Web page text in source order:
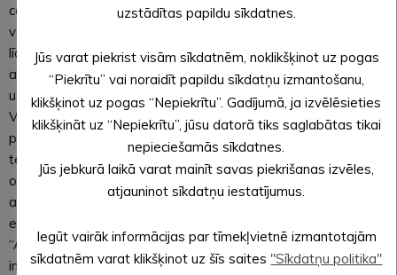
ceremonijā par Alūksnes novada pašvaldību izskanēja atzinīgi
vārdi: “Alūksnes novada pašvaldība, piesaistot Eiropas fondu
līdzfinansējumu, ir īstenojusi nozīmīgus infrastruktūras
attīstības projektus, radot sakārtotu vidi novada
uzņēmumiem, vietējiem iedzīvotājiem un novada viesiem.
Vairākās kārtās ir realizēti ūdenssaimniecības attīstības
projekti. Uzņēmējdarbības veicināšanai ir realizēti industriālo
teritoriju attīstības projekti. Attīstīti tūrisma infrastruktūras
objekti. Izveidota pašvaldības aģentūra “ALJA”, kas
apsaimnieko Alūksnes novada administratīvajā teritorijā
esošo publiskos ezerus un upes. Pašvaldības aģentūrai
“ALJA” ir cieša sadarbība ar Valsts vides dienesta
inspektoriem zvejas un makšķerēšanas noteikumu kontrolē”.
uzstādītas papildu sīkdatnes.
Jūs varat piekrist visām sīkdatnēm, noklikšķinot uz pogas
“Piekrītu” vai noraidīt papildu sīkdatņu izmantošanu,
klikšķinot uz pogas “Nepiekrītu”. Gadījumā, ja izvēlēsieties
klikšķināt uz “Nepiekrītu”, jūsu datorā tiks saglabātas tikai
nepieciešamās sīkdatnes.
Jūs jebkurā laikā varat mainīt savas piekrišanas izvēles,
atjauninot sīkdatņu iestatījumus.
Iegūt vairāk informācijas par tīmekļvietnē izmantotajām
sīkdatnēm varat klikšķinot uz šīs saites "Sīkdatņu politika"